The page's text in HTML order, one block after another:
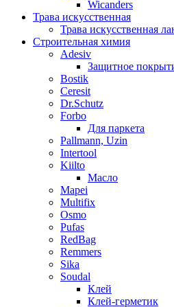
Wicanders
Трава искусственная
Трава искусственная
Строительная химия
Adesiv
Защитное
Bostik
Ceresit
Dr.Schutz
Forbo
Для паркета
Pallmann, Uzin
Intertool
Kiilto
Масло
Mapei
Multifix
Osmo
Pufas
RedBag
Remmers
Sika
Soudal
Клей
Клей-герметик